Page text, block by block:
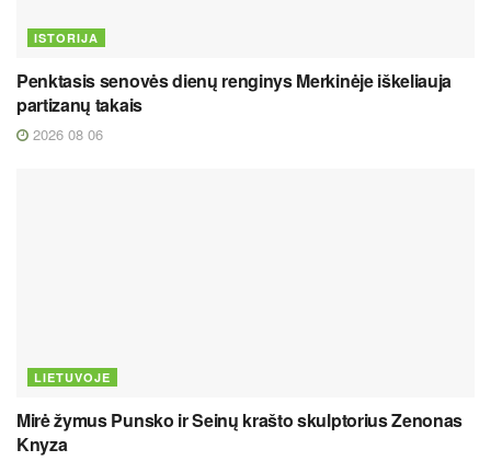
ISTORIJA
Penktasis senovės dienų renginys Merkinėje iškeliauja
partizanų takais
2026 08 06
LIETUVOJE
Mirė žymus Punsko ir Seinų krašto skulptorius Zenonas
Knyza